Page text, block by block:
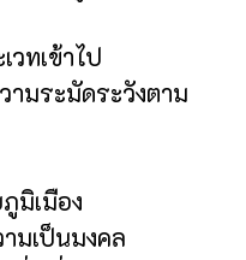
วทเข้าไป
ามระมัดระวังตาม
มิเมือง
มเป็นมงคล